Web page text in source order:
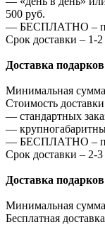
500 руб.
— БЕСПЛАТНО –
Срок доставки – 1-2
Доставка
Минимальная сумма
Стоимость
— стандартных
—
— БЕСПЛАТНО –
Срок доставки – 2-3
Доставка
Минимальная сумма
Бесплатная